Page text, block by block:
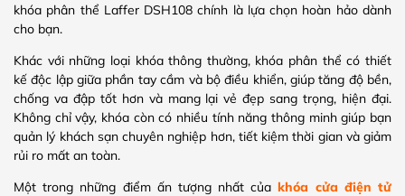
khóa phân thể Laffer DSH108 chính là lựa chọn hoàn hảo dành
cho bạn.
Khác với những loại khóa thông thường, khóa phân thể có thiết
kế độc lập giữa phần tay cầm và bộ điều khiển, giúp tăng độ bền,
chống va đập tốt hơn và mang lại vẻ đẹp sang trọng, hiện đại.
Không chỉ vậy, khóa còn có nhiều tính năng thông minh giúp bạn
quản lý khách sạn chuyên nghiệp hơn, tiết kiệm thời gian và giảm
rủi ro mất an toàn.
Một trong những điểm ấn tượng nhất củakhóa cửa điện tử